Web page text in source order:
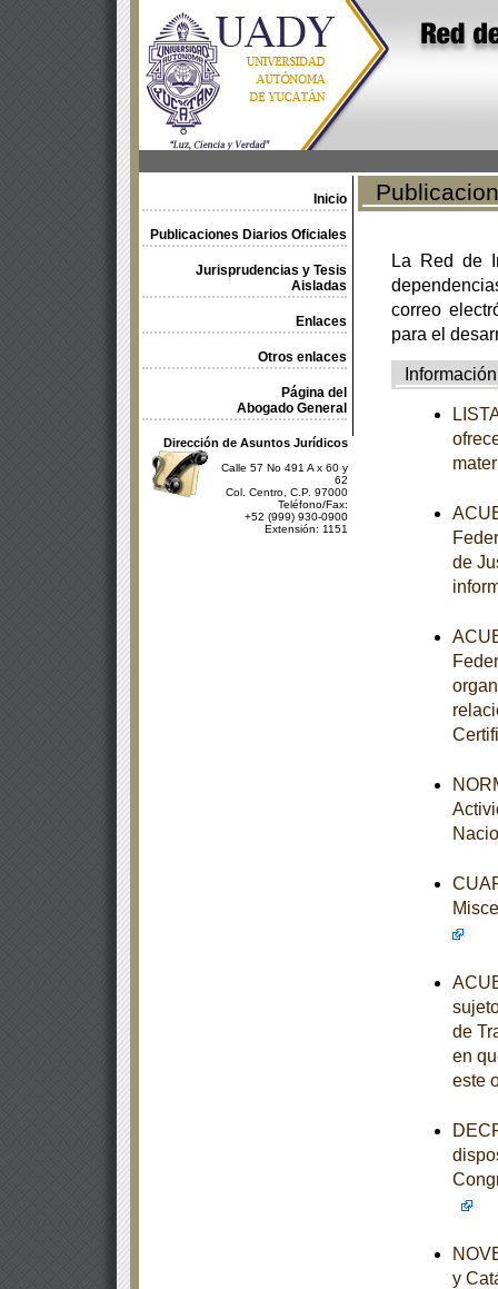
Inicio
Publicaciones Diarios Oficiales
Jurisprudencias y Tesis
Aisladas
Enlaces
Otros enlaces
Página del
Abogado General
Dirección de Asuntos Jurídicos
Calle 57 No 491 A x 60 y
62
Col. Centro, C.P. 97000
Teléfono/Fax:
+52 (999) 930-0900
Extensión: 1151
La Red de
correo
para el
Información
de
de
en
este
y